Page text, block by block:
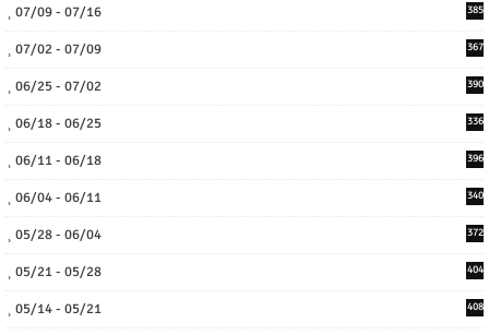
07/09 - 07/16 385
07/02 - 07/09 367
06/25 - 07/02 390
06/18 - 06/25 336
06/11 - 06/18 396
06/04 - 06/11 340
05/28 - 06/04 372
05/21 - 05/28 404
05/14 - 05/21 408